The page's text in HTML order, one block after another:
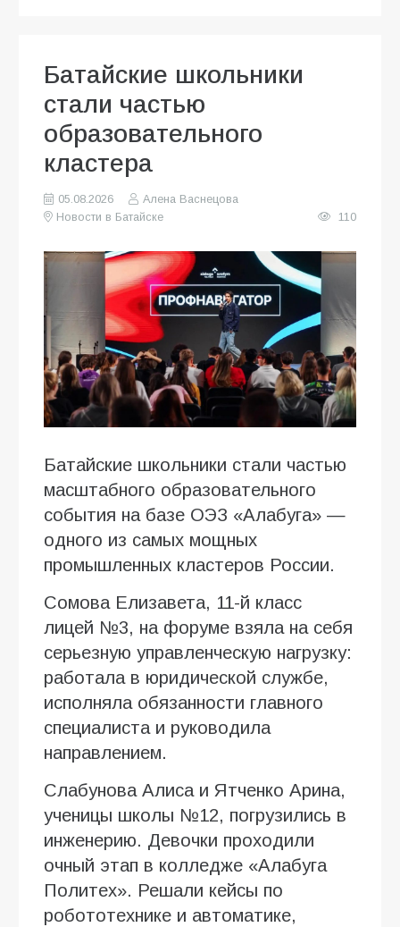
Батайские школьники
стали частью
образовательного
кластера
05.08.2026
Алена Васнецова
Новости в Батайске
110
Батайские школьники стали частью
масштабного образовательного
события на базе ОЭЗ «Алабуга» —
одного из самых мощных
промышленных кластеров России.
Сомова Елизавета, 11-й класс
лицей №3, на форуме взяла на себя
серьезную управленческую нагрузку:
работала в юридической службе,
исполняла обязанности главного
специалиста и руководила
направлением.
Слабунова Алиса и Ятченко Арина,
ученицы школы №12, погрузились в
инженерию. Девочки проходили
очный этап в колледже «Алабуга
Политех». Решали кейсы по
робототехнике и автоматике,